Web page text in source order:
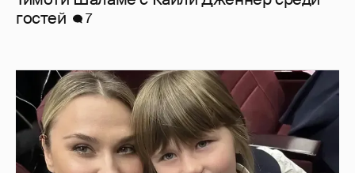
"Не буду её никуда пропихивать". Пелагея
высказалась о будущем дочери, из-за
которой судилась с бывшим мужем
8